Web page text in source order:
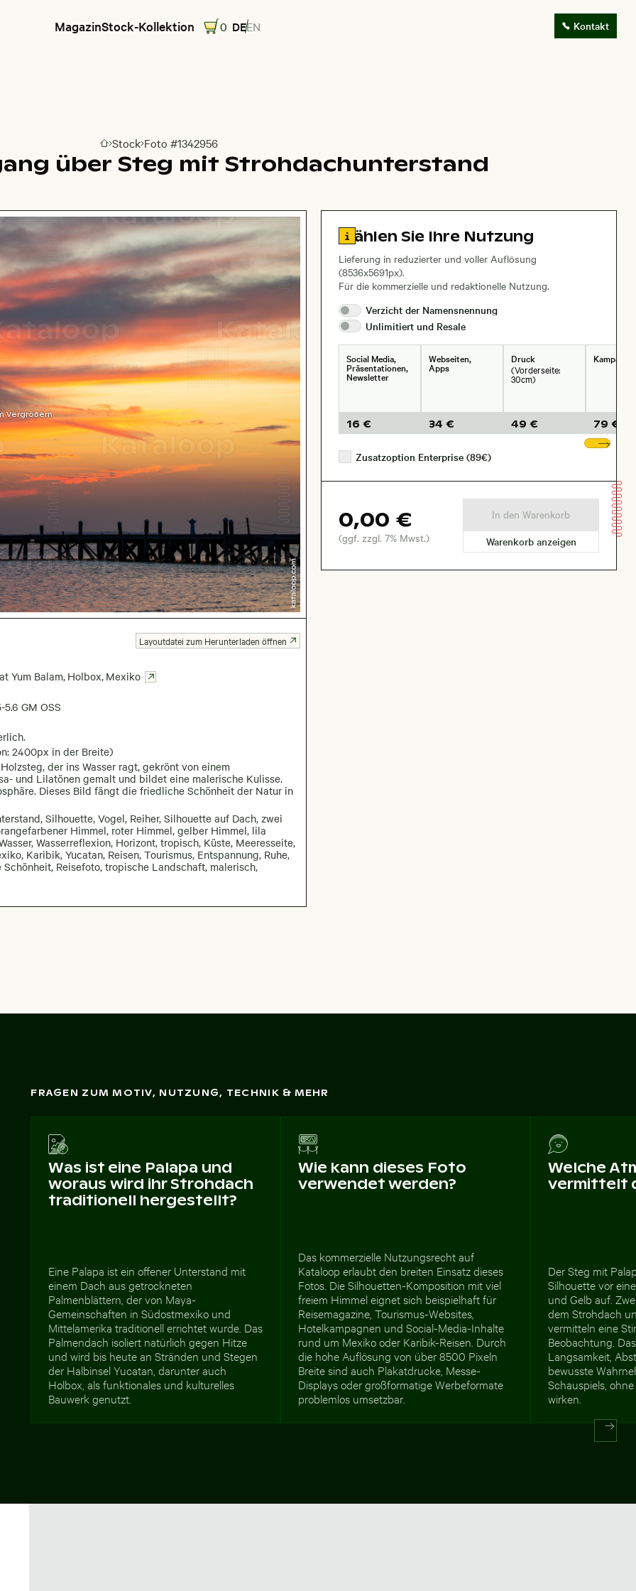
MagazinStock-Kollektion 0 DEEN Kontakt
Zur Homepage
Stock Foto #1342956
über Steg mit Strohdachunterstand
Vergrößern
Yum Balam, Holbox, Mexiko
GM OSS
2400px in der Breite)
der ins Wasser ragt, gekrönt von einem
und Lilatönen gemalt und bildet eine malerische Kulisse.
Dieses Bild fängt die friedliche Schönheit der Natur in
Silhouette, Vogel, Reiher, Silhouette auf Dach, zwei
Himmel, roter Himmel, gelber Himmel, lila
Wasserreflexion, Horizont, tropisch, Küste, Meeresseite,
Karibik, Yucatan, Reisen, Tourismus, Entspannung, Ruhe,
Reisefoto, tropische Landschaft, malerisch,
Layoutdatei zum Herunterladen öffnen
Zu den Lizenzinformationen springen
Wählen Sie Ihre Nutzung
Lieferung in reduzierter und voller Auflösung
(8536x5691px).
Für die kommerzielle und redaktionelle Nutzung.
Verzicht der Namensnennung
Unlimitiert und Resale
Social Media,
Präsentationen,
Newsletter
16 €
Webseiten,
Apps
34 €
Druck
(Vorderseite:
30cm)
49 €
79 €
Zusatzoption Enterprise (89€)
0,00 €
(ggf. zzgl. 7% Mwst.)
In den Warenkorb
Warenkorb anzeigen
FRAGEN ZUM MOTIV, NUTZUNG, TECHNIK & MEHR
Was ist eine Palapa und
woraus wird ihr Strohdach
traditionell hergestellt?
Eine Palapa ist ein offener Unterstand mit
einem Dach aus getrockneten
Palmenblättern, der von Maya-
Gemeinschaften in Südostmexiko und
Mittelamerika traditionell errichtet wurde. Das
Palmendach isoliert natürlich gegen Hitze
und wird bis heute an Stränden und Stegen
der Halbinsel Yucatan, darunter auch
Holbox, als funktionales und kulturelles
Bauwerk genutzt.
Wie kann dieses Foto
verwendet werden?
Das kommerzielle Nutzungsrecht auf
Kataloop erlaubt den breiten Einsatz dieses
Fotos. Die Silhouetten-Komposition mit viel
freiem Himmel eignet sich beispielhaft für
Reisemagazine, Tourismus-Websites,
Hotelkampagnen und Social-Media-Inhalte
rund um Mexiko oder Karibik-Reisen. Durch
die hohe Auflösung von über 8500 Pixeln
Breite sind auch Plakatdrucke, Messe-
Displays oder großformatige Werbeformate
problemlos umsetzbar.
Welche
vermittelt
Der Steg mit
Silhouette vor
und Gelb auf.
dem Strohdach
vermitteln eine
Beobachtung.
Langsamkeit,
bewusste
Schauspiels,
wirken.